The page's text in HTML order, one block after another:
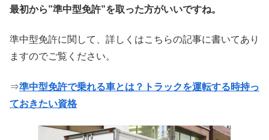
最初から”準中型免許”を取った方がいいですね。
準中型免許に関して、詳しくはこちらの記事に書いてあり
ますのでご覧ください。
⇒準中型免許で乗れる車とは？トラックを運転する時持っ
ておきたい資格